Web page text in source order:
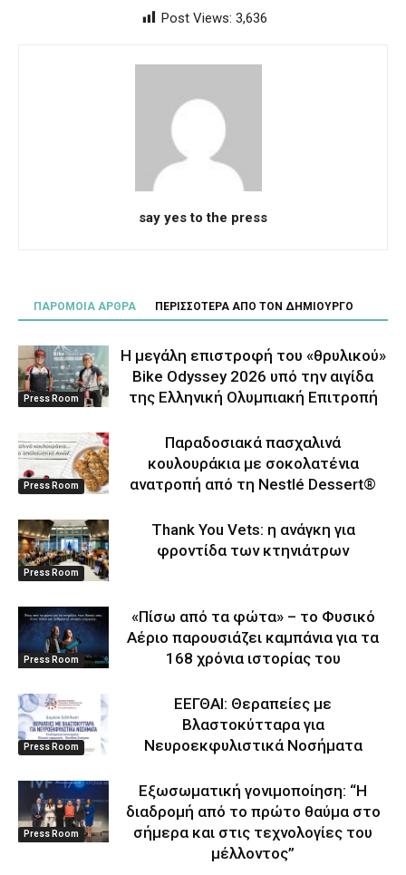
Post Views: 3,636
say yes to the press
ΠΑΡΟΜΟΙΑ ΑΡΘΡΑ ΠΕΡΙΣΣΟΤΕΡΑ ΑΠΟ ΤΟΝ ΔΗΜΙΟΥΡΓΟ
Press Room
Η μεγάλη επιστροφή του «θρυλικού»
Bike Odyssey 2026 υπό την αιγίδα
της Ελληνική Ολυμπιακή Επιτροπή
Press Room
Παραδοσιακά πασχαλινά
κουλουράκια με σοκολατένια
ανατροπή από τη Nestlé Dessert®
Press Room
Thank You Vets: η ανάγκη για
φροντίδα των κτηνιάτρων
Press Room
«Πίσω από τα φώτα» – το Φυσικό
Αέριο παρουσιάζει καμπάνια για τα
168 χρόνια ιστορίας του
Press Room
ΕΕΓΘΑΙ: Θεραπείες με
Βλαστοκύτταρα για
Νευροεκφυλιστικά Νοσήματα
Press Room
Eξωσωματική γονιμοποίηση: “Η
διαδρομή από το πρώτο θαύμα στο
σήμερα και στις τεχνολογίες του
μέλλοντος’’